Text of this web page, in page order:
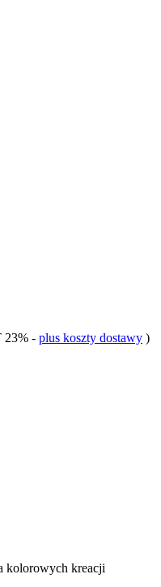
23% - plus koszty dostawy )
kolorowych kreacji